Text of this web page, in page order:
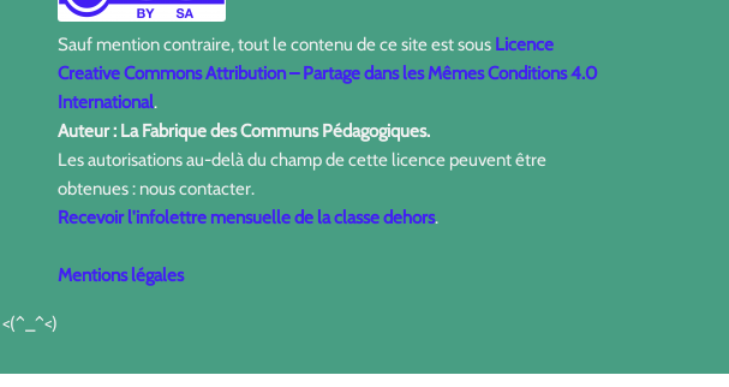
Sauf mention contraire, tout le contenu de ce site est sous Licence
Creative Commons Attribution – Partage dans les Mêmes Conditions 4.0
International.
Auteur : La Fabrique des Communs Pédagogiques.
Les autorisations au-delà du champ de cette licence peuvent être
obtenues : nous contacter.
Recevoir l'infolettre mensuelle de la classe dehors.
Mentions légales
<(^_^<)